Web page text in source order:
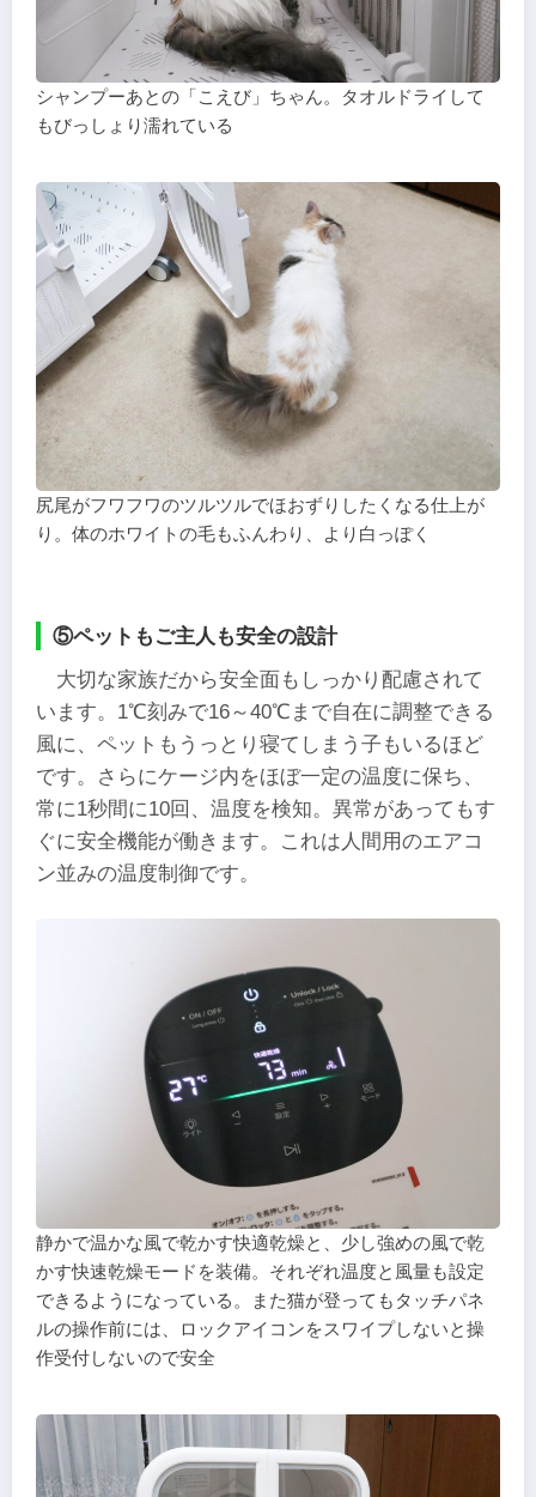
シャンプーあとの「こえび」ちゃん。タオルドライして
もびっしょり濡れている
尻尾がフワフワのツルツルでほおずりしたくなる仕上が
り。体のホワイトの毛もふんわり、より白っぽく
⑤ペットもご主人も安全の設計
大切な家族だから安全面もしっかり配慮されて
います。1℃刻みで16～40℃まで自在に調整できる
風に、ペットもうっとり寝てしまう子もいるほど
です。さらにケージ内をほぼ一定の温度に保ち、
常に1秒間に10回、温度を検知。異常があってもす
ぐに安全機能が働きます。これは人間用のエアコ
ン並みの温度制御です。
静かで温かな風で乾かす快適乾燥と、少し強めの風で乾
かす快速乾燥モードを装備。それぞれ温度と風量も設定
できるようになっている。また猫が登ってもタッチパネ
ルの操作前には、ロックアイコンをスワイプしないと操
作受付しないので安全